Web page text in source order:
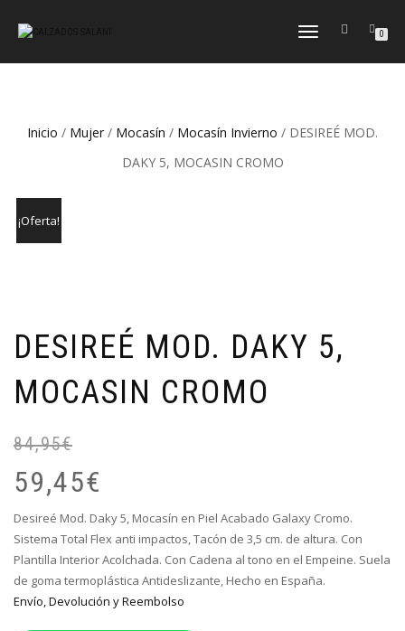
CAMBIAR
0
Inicio / Mujer / Mocasín / Mocasín Invierno / DESIREÉ MOD.
DAKY 5, MOCASIN CROMO
¡Oferta!
DESIREÉ MOD. DAKY 5,
MOCASIN CROMO
84,95€
59,45€
Desireé Mod. Daky 5, Mocasín en Piel Acabado Galaxy Cromo.
Sistema Total Flex anti impactos, Tacón de 3,5 cm. de altura. Con
Plantilla Interior Acolchada. Con Cadena al tono en el Empeine. Suela
de goma termoplástica Antideslizante, Hecho en España.
Envío, Devolución y Reembolso